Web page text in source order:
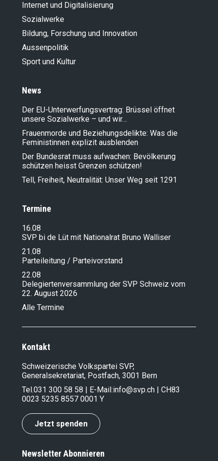
Internet und Digitalisierung
Sozialwerke
Bildung, Forschung und Innovation
Aussenpolitik
Sport und Kultur
News
Der EU-Unterwerfungsvertrag: Brüssel öffnet
unsere Sozialwerke – und wir…
Frauenmorde und Beziehungsdelikte: Was die
Feministinnen explizit ausblenden
Der Bundesrat muss aufwachen: Bevölkerung
schützen heisst Grenzen schützen!
Tell, Freiheit, Neutralität: Unser Weg seit 1291
Termine
16.08
SVP bi de Lüt mit Nationalrat Bruno Walliser
21.08
Parteileitung / Parteivorstand
22.08
Delegiertenversammlung der SVP Schweiz vom
22. August 2026
Alle Termine
Kontakt
Schweizerische Volkspartei SVP,
Generalsekretariat, Postfach, 3001 Bern
Tel.031 300 58 58 | E-Mail:info@svp.ch | CH83
0023 5235 8557 0001 Y
Jetzt spenden
Newsletter Abonnieren